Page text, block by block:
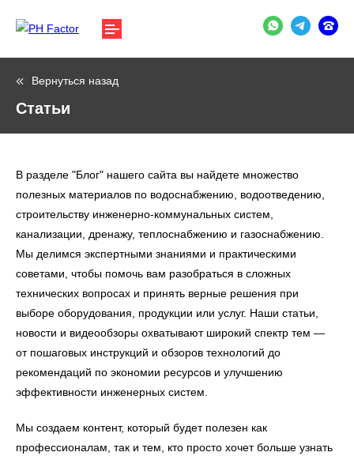
Вернуться назад
Статьи
В разделе "Блог" нашего сайта вы найдете множество
полезных материалов по водоснабжению, водоотведению,
строительству инженерно-коммунальных систем,
канализации, дренажу, теплоснабжению и газоснабжению.
Мы делимся экспертными знаниями и практическими
советами, чтобы помочь вам разобраться в сложных
технических вопросах и принять верные решения при
выборе оборудования, продукции или услуг. Наши статьи,
новости и видеообзоры охватывают широкий спектр тем —
от пошаговых инструкций и обзоров технологий до
рекомендаций по экономии ресурсов и улучшению
эффективности инженерных систем.
Мы создаем контент, который будет полезен как
профессионалам, так и тем, кто просто хочет больше узнать